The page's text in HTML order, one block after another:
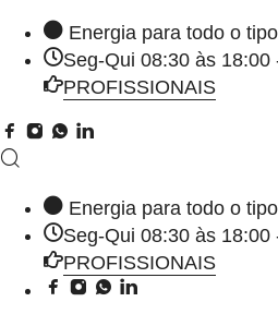
Energia para todo o
Seg-Qui 08:30 às
PROFISSIONAIS
Energia para todo o
Seg-Qui 08:30 às
PROFISSIONAIS